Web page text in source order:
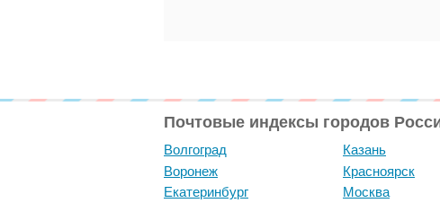
Почтовые индексы городов
Волгоград
Воронеж
Екатеринбург
Казань
Красноярск
Москва